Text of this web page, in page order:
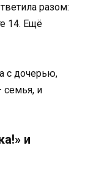
разом:
14. Ещё
с дочерью,
семья, и
и